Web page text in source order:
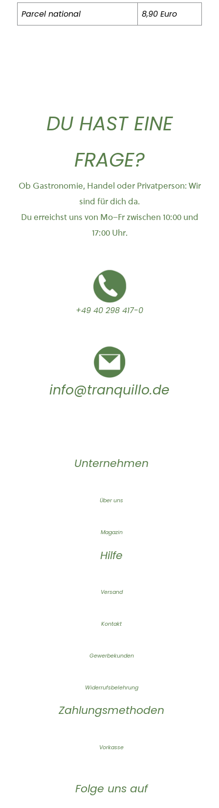
Parcel national 8,90 Euro
DU HAST EINE
FRAGE?
Ob Gastronomie, Handel oder Privatperson: Wir
sind für dich da.
Du erreichst uns von Mo–Fr zwischen 10:00 und
17:00 Uhr.
+49 40 298 417-0
info@tranquillo.de
Unternehmen
Über uns
Magazin
Hilfe
Versand
Kontakt
Gewerbekunden
Widerrufsbelehrung
Zahlungsmethoden
Vorkasse
Folge uns auf